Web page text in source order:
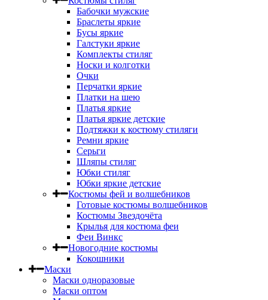
Бабочки мужские
Браслеты яркие
Бусы яркие
Галстуки яркие
Комплекты стиляг
Носки и колготки
Очки
Перчатки яркие
Платки на шею
Платья яркие
Платья яркие детские
Подтяжки к костюму стиляги
Ремни яркие
Серьги
Шляпы стиляг
Юбки стиляг
Юбки яркие детские
Костюмы фей и волшебников
Готовые костюмы волшебников
Костюмы Звездочёта
Крылья для костюма феи
Феи Винкс
Новогодние костюмы
Кокошники
Маски
Маски одноразовые
Маски оптом